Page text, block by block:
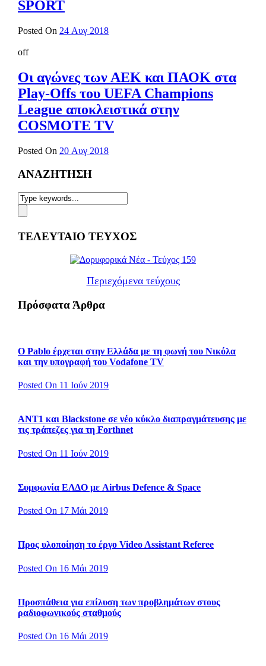
SPORT
Posted On 24 Αυγ 2018
off
Οι αγώνες των ΑΕΚ και ΠΑΟΚ στα
Play-Offs του UEFA Champions
League αποκλειστικά στην
COSMOTE TV
Posted On 20 Αυγ 2018
ΑΝΑΖΗΤΗΣΗ
ΤΕΛΕΥΤΑΙΟ ΤΕΥΧΟΣ
Περιεχόμενα τεύχους
Πρόσφατα Άρθρα
Ο Pablo έρχεται στην Ελλάδα με τη φωνή του Νικόλα
και την υπογραφή του Vodafone TV
Posted On 11 Ιούν 2019
ΑΝΤ1 και Blackstone σε νέο κύκλο διαπραγμάτευσης με
τις τράπεζες για τη Forthnet
Posted On 11 Ιούν 2019
Συμφωνία ΕΛΔΟ με Airbus Defence & Space
Posted On 17 Μάι 2019
Προς υλοποίηση το έργο Video Assistant Referee
Posted On 16 Μάι 2019
Προσπάθεια για επίλυση των προβλημάτων στους
ραδιοφωνικούς σταθμούς
Posted On 16 Μάι 2019